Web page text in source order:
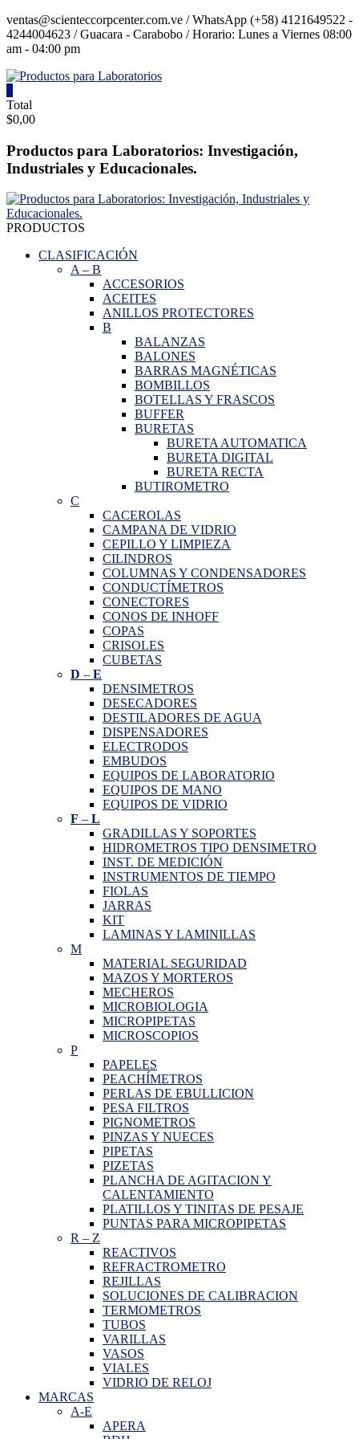
Saltar
contenido
ventas@scienteccorpcenter.com.ve / WhatsApp (+58) 4121649522 -
4244004623 / Guacara - Carabobo / Horario: Lunes a Viernes 08:00
am - 04:00 pm
Productos
para
Laboratorios
Investigación,
y
Educacionales.
Total
$0,00
Productos para Laboratorios: Investigación,
Industriales y Educacionales.
PRODUCTOS
CLASIFICACIÓN
A– B
ACCESORIOS
ACEITES
ANILLOS PROTECTORES
B
BALANZAS
BALONES
BARRAS MAGNÉTICAS
BOMBILLOS
BOTELLAS Y FRASCOS
BUFFER
BURETAS
BURETA AUTOMATICA
BURETA DIGITAL
BURETA RECTA
BUTIROMETRO
C
CACEROLAS
CAMPANA DE VIDRIO
CEPILLO Y LIMPIEZA
CILINDROS
COLUMNAS Y CONDENSADORES
CONDUCTÍMETROS
CONECTORES
CONOS DE INHOFF
COPAS
CRISOLES
CUBETAS
D – E
DENSIMETROS
DESECADORES
DESTILADORES DE AGUA
DISPENSADORES
ELECTRODOS
EMBUDOS
EQUIPOS DE LABORATORIO
EQUIPOS DE MANO
EQUIPOS DE VIDRIO
F – L
GRADILLAS Y SOPORTES
HIDROMETROS TIPO DENSIMETRO
INST. DE MEDICIÓN
INSTRUMENTOS DE TIEMPO
FIOLAS
JARRAS
KIT
LAMINAS Y LAMINILLAS
M
MATERIAL SEGURIDAD
MAZOS Y MORTEROS
MECHEROS
MICROBIOLOGIA
MICROPIPETAS
MICROSCOPIOS
P
PAPELES
PEACHÍMETROS
PERLAS DE EBULLICION
PESA FILTROS
PIGNOMETROS
PINZAS Y NUECES
PIPETAS
PIZETAS
PLANCHA DE AGITACION Y
CALENTAMIENTO
PLATILLOS Y TINITAS DE PESAJE
PUNTAS PARA MICROPIPETAS
R – Z
REACTIVOS
REFRACTROMETRO
REJILLAS
SOLUCIONES DE CALIBRACION
TERMOMETROS
TUBOS
VARILLAS
VASOS
VIALES
VIDRIO DE RELOJ
MARCAS
A-E
APERA